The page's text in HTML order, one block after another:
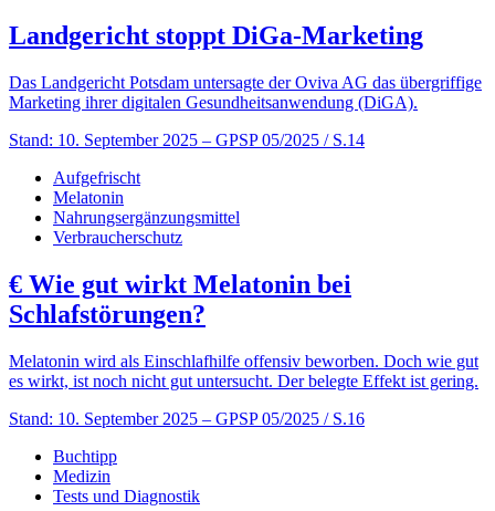
Landgericht stoppt DiGa-Marketing
Das Landgericht Potsdam untersagte der Oviva AG das übergriffige
Marketing ihrer digitalen Gesundheitsanwendung (DiGA).
Stand: 10. September 2025 – GPSP 05/2025 / S.14
Aufgefrischt
Melatonin
Nahrungsergänzungsmittel
Verbraucherschutz
€ Wie gut wirkt Melatonin bei
Schlafstörungen?
Melatonin wird als Einschlafhilfe offensiv beworben. Doch wie gut
es wirkt, ist noch nicht gut untersucht. Der belegte Effekt ist gering.
Stand: 10. September 2025 – GPSP 05/2025 / S.16
Buchtipp
Medizin
Tests und Diagnostik